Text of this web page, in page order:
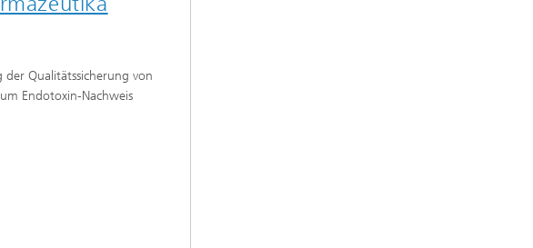
der Qualitätssicherung von
Endotoxin-Nachweis